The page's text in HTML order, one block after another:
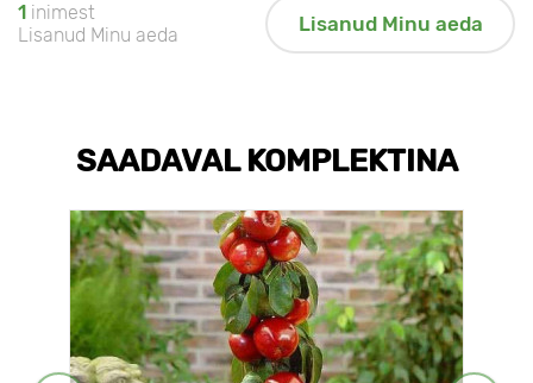
1 inimest
Lisanud Minu aeda
Lisanud Minu aeda
SAADAVAL KOMPLEKTINA